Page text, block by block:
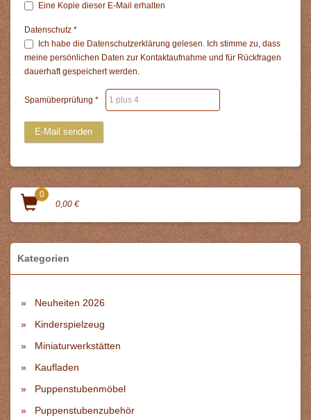
Eine Kopie dieser E-Mail erhalten
Datenschutz *
Ich habe die Datenschutzerklärung gelesen. Ich stimme zu, dass
meine persönlichen Daten zur Kontaktaufnahme und für Rückfragen
dauerhaft gespeichert werden.
Spamüberprüfung *
E-Mail senden
0
0,00 €
Kategorien
Neuheiten 2026
Kinderspielzeug
Miniaturwerkstätten
Kaufladen
Puppenstubenmöbel
Puppenstubenzubehör